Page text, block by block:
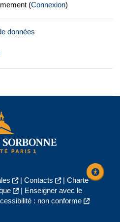
(Connexion)
données
| Contacts | Charte
|
Enseigner avec le
: non conforme